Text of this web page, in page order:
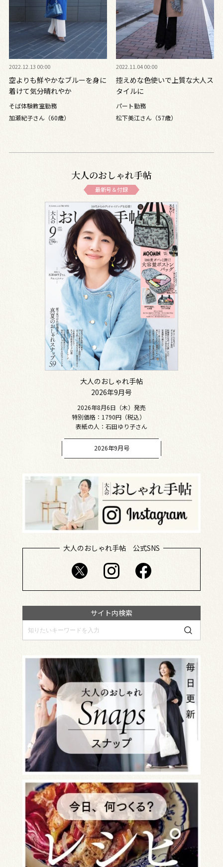
2022.12.13 00:00
空よりも鮮やかなブルーを身に
着けて気分晴れやか
そば体験教室勤務
加瀬紀子さん（60歳）
2022.11.04 00:00
控えめな色使いで上質な大人ス
タイルに
パート勤務
松下美江さん（57歳）
大人のおしゃれ手帖
最新号＆付録
大人のおしゃれ手帖
2026年9月号
2026年8月6日（木）発売
特別価格：1790円（税込）
表紙の人：石田ゆり子さん
2026年9月号
大人のおしゃれ手帖 公式SNS
サイト内検索